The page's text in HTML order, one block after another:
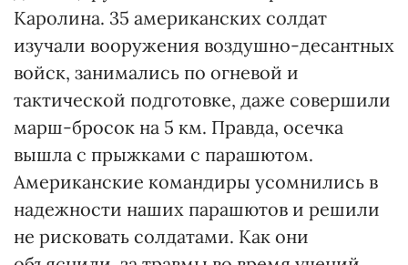
Каролина. 35 американских солдат
изучали вооружения воздушно-десантных
войск, занимались по огневой и
тактической подготовке, даже совершили
марш-бросок на 5 км. Правда, осечка
вышла с прыжками с парашютом.
Американские командиры усомнились в
надежности наших парашютов и решили
не рисковать солдатами. Как они